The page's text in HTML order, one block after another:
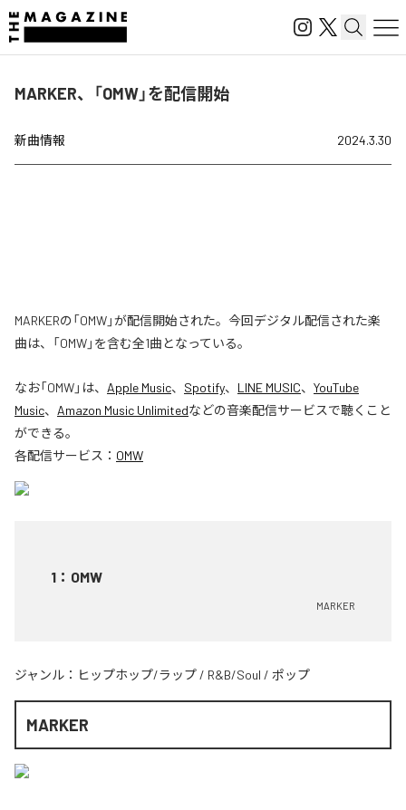
MARKER、「OMW」を配信開始
新曲情報 2024.3.30
MARKERの「OMW」が配信開始された。今回デジタル配信された楽
曲は、「OMW」を含む全1曲となっている。
なお「OMW」は、 Apple Music、 Spotify、 LINE MUSIC、 YouTube
Music、 Amazon Music Unlimitedなどの音楽配信サービスで聴くこと
ができる。
各配信サービス： OMW
1 ： OMW
MARKER
ジャンル： ヒップホップ/ラップ / R&B/Soul / ポップ
MARKER